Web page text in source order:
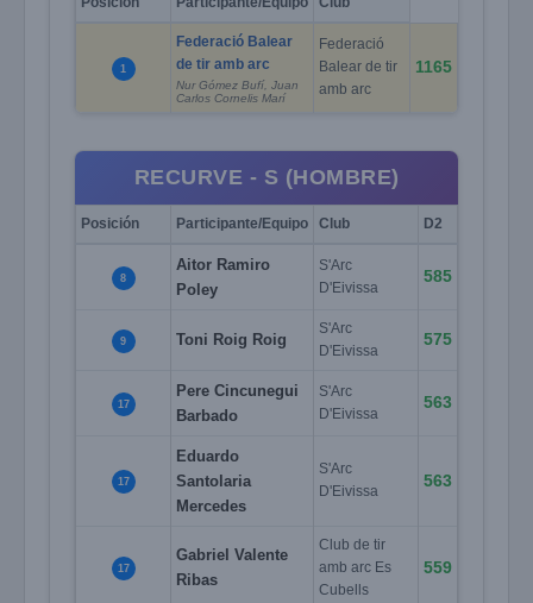
1
Federació Balear
de tir amb arc
Nur Gómez Bufí, Juan
Carlos Cornelis Marí
Federació
Balear de tir
amb arc
1165
RECURVE - S (HOMBRE)
Posición Participante/Equipo Club D2
8
Aitor Ramiro
Poley
S'Arc
D'Eivissa
585
9 Toni Roig Roig
S'Arc
D'Eivissa
575
17
Pere Cincunegui
Barbado
S'Arc
D'Eivissa
563
17
Eduardo
Santolaria
Mercedes
S'Arc
D'Eivissa
563
17
Gabriel Valente
Ribas
Club de tir
amb arc Es
Cubells
559